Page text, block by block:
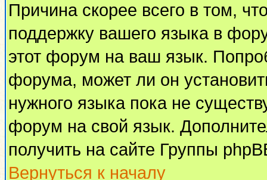
Причина скорее всего в том,
поддержку вашего языка в
этот форум на ваш язык.
форума, может ли он
нужного языка пока не
форум на свой язык.
получить на сайте Группы
Вернуться к началу